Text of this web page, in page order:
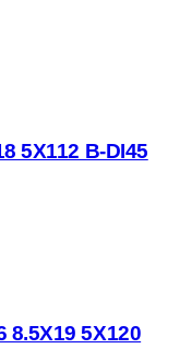
5Χ112 Β-DI45
8.5X19 5X120